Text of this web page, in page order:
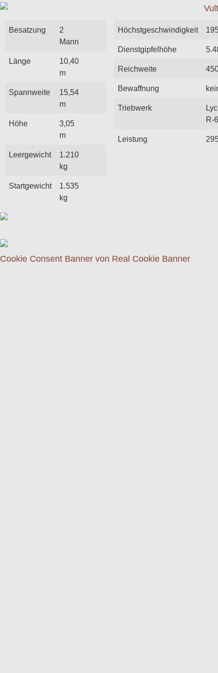
Besatzung
2
Mann
Länge
10,40
m
Spannweite
15,54
m
Höhe
3,05
m
Leergewicht
1.210
kg
Startgewicht
1.535
kg
Höchstgeschwindigkeit
Dienstgipfelhöhe
Reichweite
Bewaffnung
Triebwerk
R-
Leistung
Cookie Consent Banner von Real Cookie Banner